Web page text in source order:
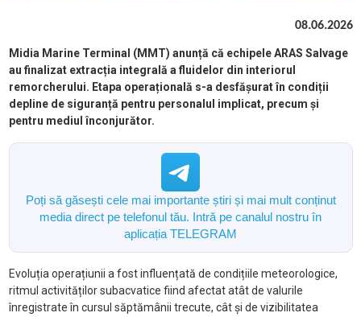
08.06.2026
Midia Marine Terminal (MMT) anunță că echipele ARAS Salvage
au finalizat extracția integrală a fluidelor din interiorul
remorcherului. Etapa operațională s-a desfășurat în condiții
depline de siguranță pentru personalul implicat, precum și
pentru mediul înconjurător.
Poți să găsești cele mai importante știri și mai mult conținut
media direct pe telefonul tău. Intră pe canalul nostru în
aplicația TELEGRAM
Evoluția operațiunii a fost influențată de condițiile meteorologice,
ritmul activităților subacvatice fiind afectat atât de valurile
înregistrate în cursul săptămânii trecute, cât și de vizibilitatea